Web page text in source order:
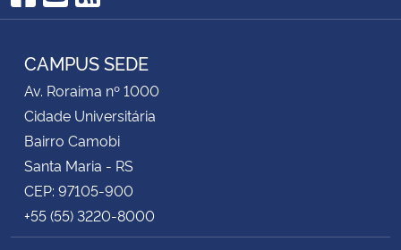
Facebook
YouTube
RSS
CAMPUS SEDE
Av. Roraima nº 1000
Cidade Universitária
Bairro Camobi
Santa Maria - RS
CEP: 97105-900
+55 (55) 3220-8000